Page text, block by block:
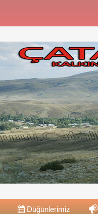
Düğünlerimiz